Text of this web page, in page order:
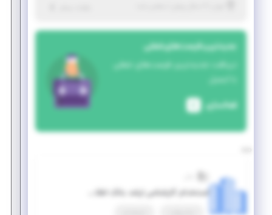
جدیدترین فرصت‌های شغلی
دریافت جدیدترین فرصت‌های شغلی
با ایمیل
فعالسازی